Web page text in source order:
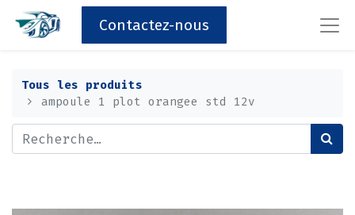
Contactez-nous
Tous les produits
ampoule 1 plot orangee std 12v